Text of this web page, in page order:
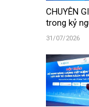
CHUYÊN
trong kỷ
31/07/2026